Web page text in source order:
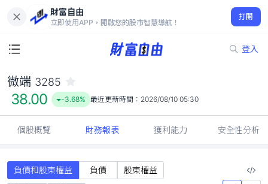
財富自由
立即使用APP，開啟您的股市智慧導航！
打開
登入
38.00
-3.68%
微端 3285
38.00 -3.68% 最近更新時間： 2026/08/10 05:30
個股概覽 財務報表 獲利能力 安全性分析
負債和股東權益 負債 股東權益